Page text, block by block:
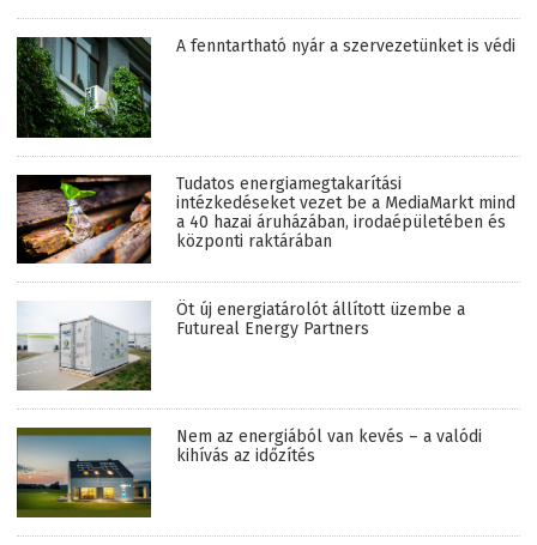
A fenntartható nyár a szervezetünket is védi
Tudatos energiamegtakarítási
intézkedéseket vezet be a MediaMarkt mind
a 40 hazai áruházában, irodaépületében és
központi raktárában
Öt új energiatárolót állított üzembe a
Futureal Energy Partners
Nem az energiából van kevés – a valódi
kihívás az időzítés